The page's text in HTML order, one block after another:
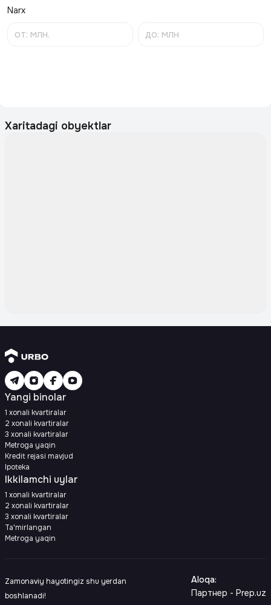
Narx
Xaritadagi obyektlar
Yangi binolar
1 xonali kvartiralar
2 xonali kvartiralar
3 xonali kvartiralar
Metroga yaqin
Kredit rejasi mavjud
Ipoteka
Ikkilamchi uylar
1 xonali kvartiralar
2 xonali kvartiralar
3 xonali kvartiralar
Ta'mirlangan
Metroga yaqin
Zamonaviy hayotingiz shu yerdan
boshlanadi!
Aloqa:
Партнер - Prep.uz